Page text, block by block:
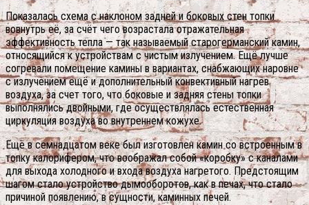
Показалась схема с наклоном задней и боковых стен топки
вовнутрь её, за счёт чего возрастала отражательная
эффективность тепла — так называемый старогерманский камин,
относящийся к устройствам с чистым излучением. Ещё лучше
согревали помещение камины в вариантах, снабжающих наровне
с излучением ещё и дополнительный конвективный нагрев
воздуха, за счет того, что боковые и задняя стены топки
выполнялись двойными, где осуществлялась естественная
циркуляция воздуха во внутреннем кожухе.
Ещё в семнадцатом веке был изготовлен камин со встроенным в
топку калорифером, что воображал собой «коробку» с каналами
для выхода холодного и входа воздуха нагретого. Предстоящим
шагом стало устройство дымооборотов, как в печах, что стало
причиной появлению, в сущности, каминных печей.